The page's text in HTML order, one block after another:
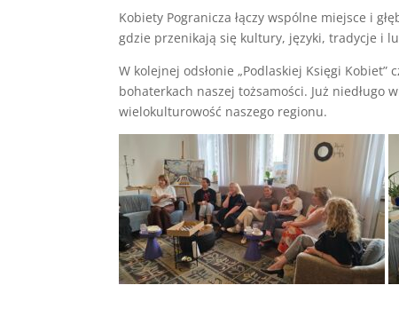
Kobiety Pogranicza łączy wspólne miejsce i
gdzie przenikają się kultury, języki, tradycje i
W kolejnej odsłonie „Podlaskiej Księgi
bohaterkach naszej tożsamości. Już niedługo
wielokulturowość naszego regionu.